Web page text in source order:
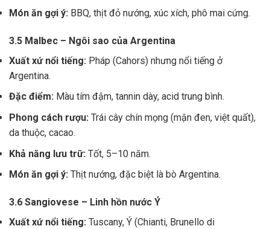
Món ăn gợi ý: BBQ, thịt đỏ nướng, xúc xích, phô mai cứng.
3.5 Malbec – Ngôi sao của Argentina
Xuất xứ nổi tiếng: Pháp (Cahors) nhưng nổi tiếng ở
Argentina.
Đặc điểm: Màu tím đậm, tannin dày, acid trung bình.
Phong cách rượu: Trái cây chín mọng (mận đen, việt quất),
da thuộc, cacao.
Khả năng lưu trữ: Tốt, 5–10 năm.
Món ăn gợi ý: Thịt nướng, đặc biệt là bò Argentina.
3.6 Sangiovese – Linh hồn nước Ý
Xuất xứ nổi tiếng: Tuscany, Ý (Chianti, Brunello di